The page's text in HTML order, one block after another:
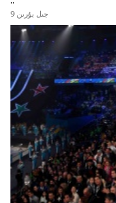
9 جىل بۇرىن